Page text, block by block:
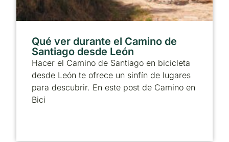
Qué ver durante el Camino de
Santiago desde León
Hacer el Camino de Santiago en bicicleta
desde León te ofrece un sinfín de lugares
para descubrir. En este post de Camino en
Bici